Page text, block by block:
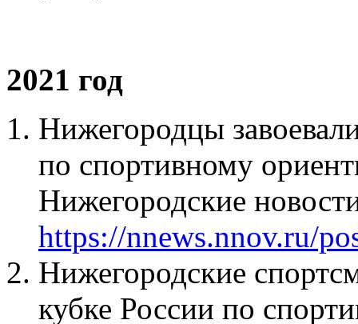
2021 год
Нижегородцы
по спортивному
Нижегородские
https://nnews.nnov.ru/
Нижегородские
кубке России по